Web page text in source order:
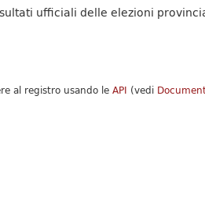
ufficiali delle elezioni
al registro usando le API (vedi